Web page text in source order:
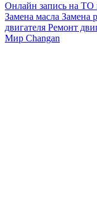
Онлайн запись на ТО
Замена масла Замена
двигателя Ремонт
Мир Changan